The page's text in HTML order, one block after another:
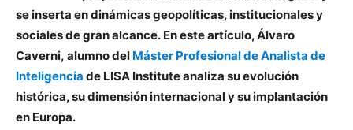
se inserta en dinámicas geopolíticas, institucionales y
sociales de gran alcance. En este artículo, Álvaro
Caverni, alumno del Máster Profesional de Analista de
Inteligencia de LISA Institute analiza su evolución
histórica, su dimensión internacional y su implantación
en Europa.